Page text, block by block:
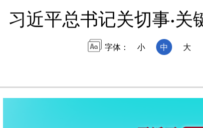
习近平总书记关切事·
字体： 小 中 大